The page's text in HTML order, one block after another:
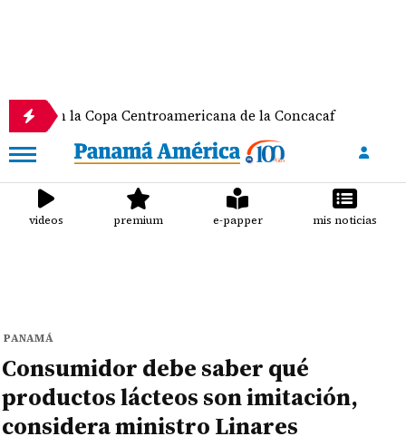
Copa Centroamericana de la Concacaf
videos premium e-papper mis noticias
PANAMÁ
Consumidor debe saber qué
productos lácteos son imitación,
considera ministro Linares